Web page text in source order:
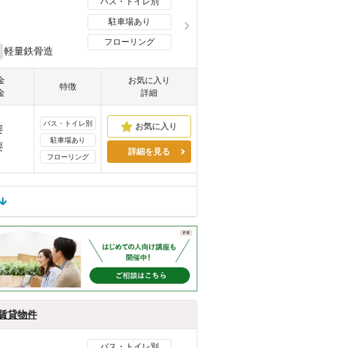
軽量鉄骨造
駐車場あり
フローリング
特徴
お気に入り
詳細
バス・トイレ別
駐車場あり
フローリング
詳細を見る
貸物件